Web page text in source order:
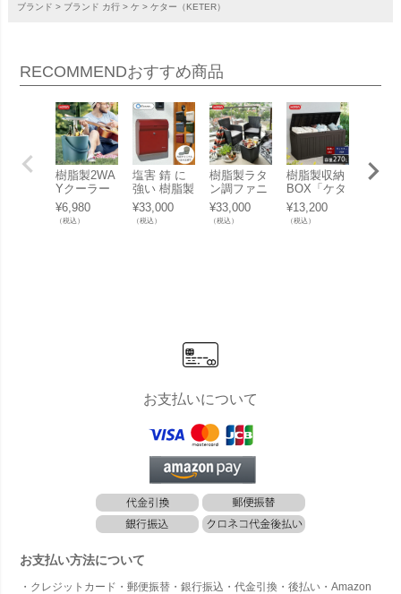
ブランド ブランド カ行 ケ ケター（KETER）
RECOMMENDおすすめ商品
樹脂製2WA
Yクーラー
ボックス
「ケター
（KETER）
¥6,980
（税込）
塩害 錆 に
強い 樹脂製
ポスト 「ペ
ンネ社 （P
enne） 壁
¥33,000
（税込）
樹脂製ラタ
ン調ファニ
チャー「ケ
ター （KET
ER） アイ
¥33,000
（税込）
樹脂製収納
BOX「ケタ
ー （KETE
R） コンフ
ィ ガーデン
¥13,200
（税込）
樹脂
お支払いについて
お支払い方法について
・クレジットカード・郵便振替・銀行振込・代金引換・後払い・Amazon